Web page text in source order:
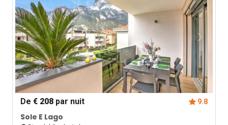
De€ 208 par nuit 9.8
Sole E Lago